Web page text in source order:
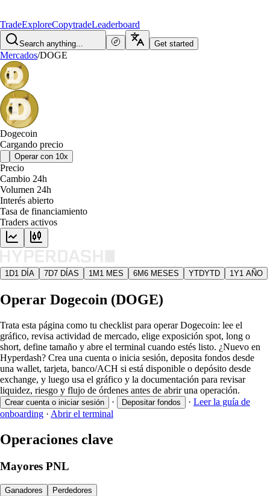
TradeExploreCopytradeLeaderboard
Search anything... Get started
Mercados/DOGE
Dogecoin
Cargando precio
Operar con 10x
Precio
Cambio 24h
Volumen 24h
Interés abierto
Tasa de financiamiento
Traders activos
1D1 DÍA 7D7 DÍAS 1M 1 MES 6M6 MESES YTDYTD 1Y1 AÑO
Operar Dogecoin (DOGE)
Trata esta página como tu checklist para operar Dogecoin: lee el
gráfico, revisa actividad de mercado, elige exposición spot, long o
short, define tamaño y abre el terminal cuando estés listo. ¿Nuevo en
Hyperdash? Crea una cuenta o inicia sesión, deposita fondos desde
una wallet, tarjeta, banco/ACH si está disponible o depósito desde
exchange, y luego usa el gráfico y la documentación para revisar
liquidez, riesgo y flujo de órdenes antes de abrir una operación.
Crear cuenta o iniciar sesión · Depositar fondos · Leer la guía de
onboarding · Abrir el terminal
Operaciones clave
Mayores PNL
Ganadores Perdedores